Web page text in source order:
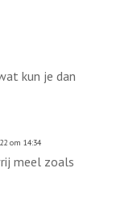
kun je dan
om 14:34
meel zoals